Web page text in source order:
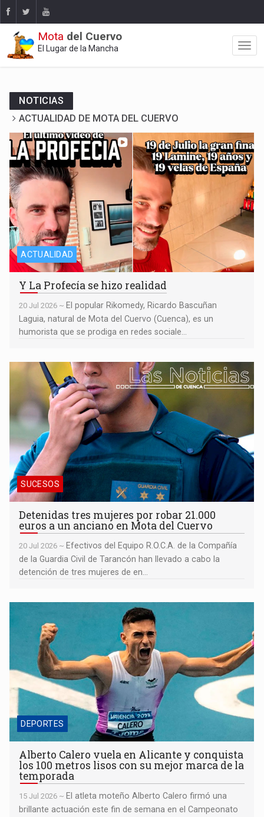
Mota del Cuervo
El Lugar de la Mancha
NOTICIAS
ACTUALIDAD DE MOTA DEL CUERVO
Y La Profecía se hizo realidad
ACTUALIDAD
Y La Profecía se hizo realidad
20 Jul 2026 ~ El popular Rikomedy, Ricardo Bascuñan
Laguia, natural de Mota del Cuervo (Cuenca), es un
humorista que se prodiga en redes sociale...
Detenidas tres mujeres por robar 21.000 euros a un anciano en
Mota del Cuervo
SUCESOS
Detenidas tres mujeres por robar 21.000
euros a un anciano en Mota del Cuervo
20 Jul 2026 ~ Efectivos del Equipo R.O.C.A. de la Compañía
de la Guardia Civil de Tarancón han llevado a cabo la
detención de tres mujeres de en...
Alberto Calero vuela en Alicante y conquista los 100 metros
lisos con su mejor marca de la temporada
DEPORTES
Alberto Calero vuela en Alicante y conquista
los 100 metros lisos con su mejor marca de la
temporada
15 Jul 2026 ~ El atleta moteño Alberto Calero firmó una
brillante actuación este fin de semana en el Campeonato